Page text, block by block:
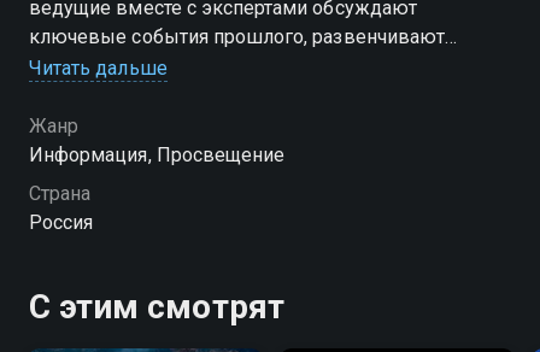
ведущие вместе с экспертами обсуждают
ключевые события прошлого, развенчивают
исторические мифы и раскрывают тайны
Читать дальше
Жанр
Информация, Просвещение
Страна
Россия
С этим смотрят